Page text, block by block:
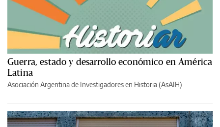
Guerra, estado y desarrollo económico en América
Latina
Asociación Argentina de Investigadores en Historia (AsAIH)